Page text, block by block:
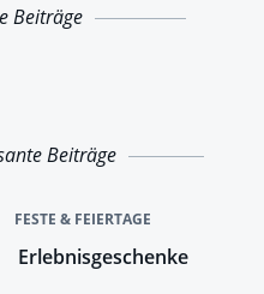
Beiträge
Beiträge
FESTE & FEIERTAGE
Erlebnisgeschenke